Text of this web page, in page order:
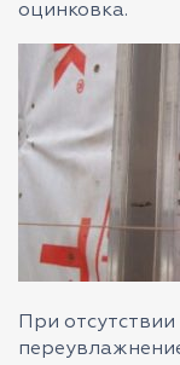
оцинковка.
При